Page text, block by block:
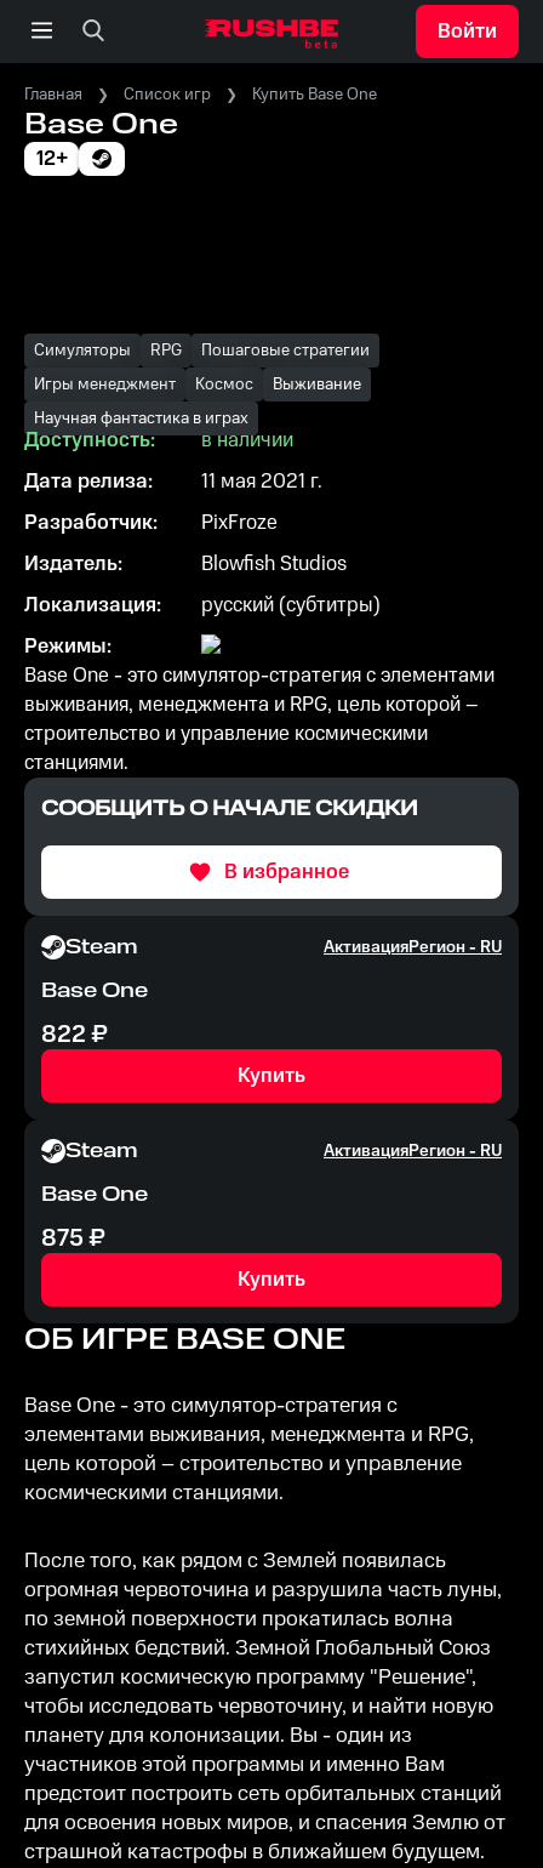
Войти
Главная Список игр Купить Base One
Base One
12+
Симуляторы RPG
Пошаговые стратегии
Игры менеджмент
Космос
Выживание
Научная фантастика в играх
Доступность:
в наличии
Дата релиза:
11 мая 2021 г.
Разработчик:
PixFroze
Издатель:
Blowfish Studios
Локализация:
русский (субтитры)
Режимы:
Base One - это симулятор-стратегия с элементами
выживания, менеджмента и RPG, цель которой –
строительство и управление космическими
станциями.
СООБЩИТЬ О НАЧАЛЕ СКИДКИ
В избранное
Steam АктивацияРегион -RU
Base One
822₽
Купить
Steam АктивацияРегион -RU
Base One
875₽
Купить
ОБ ИГРЕ BASE ONE
Base One - это симулятор-стратегия с
элементами выживания, менеджмента и RPG,
цель которой – строительство и управление
космическими станциями.
После того, как рядом с Землей появилась
огромная червоточина и разрушила часть луны,
по земной поверхности прокатилась волна
стихийных бедствий. Земной Глобальный Союз
запустил космическую программу "Решение",
чтобы исследовать червоточину, и найти новую
планету для колонизации. Вы - один из
участников этой программы и именно Вам
предстоит построить сеть орбитальных станций
для освоения новых миров, и спасения Землю от
страшной катастрофы в ближайшем будущем.